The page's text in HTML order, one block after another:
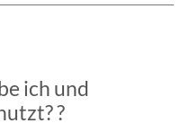
ich und
?